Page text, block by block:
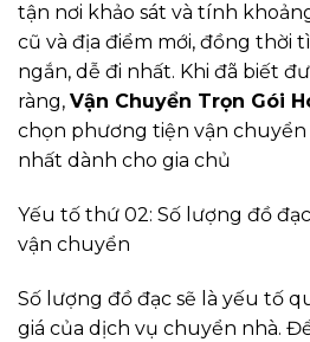
tận nơi khảo sát và tính
cũ và địa điểm mới, đồng thời
ngắn, dễ đi nhất. Khi đã biết
ràng, Vận Chuyển Trọn Gói
chọn phương tiện vận chuyển
nhất dành cho gia chủ
Yếu tố thứ 02: Số lượng đồ
vận chuyển
Số lượng đồ đạc sẽ là yếu tố
giá của dịch vụ chuyển nhà.